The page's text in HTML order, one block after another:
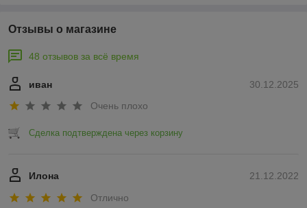
Отзывы о магазине
48 отзывов за всё время
30.12.2025
иван
Очень плохо
Сделка подтверждена через корзину
21.12.2022
Илона
Отлично